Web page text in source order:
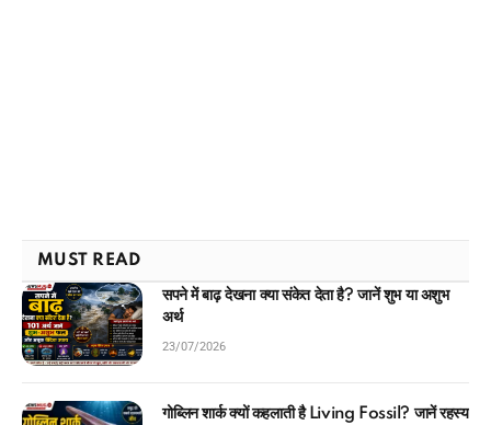
MUST READ
सपने में बाढ़ देखना क्या संकेत देता है? जानें शुभ या अशुभ
अर्थ
23/07/2026
गोब्लिन शार्क क्यों कहलाती है Living Fossil? जानें रहस्य